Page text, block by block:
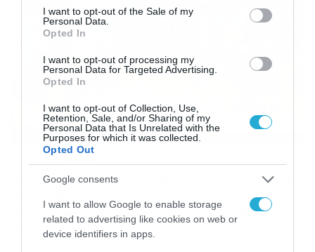
consent section.
I want to opt-out of the Sale of my
Personal Data.
Opted In
I want to opt-out of processing my
Personal Data for Targeted Advertising.
Opted In
I want to opt-out of Collection, Use,
Retention, Sale, and/or Sharing of my
Personal Data that Is Unrelated with the
Purposes for which it was collected.
Opted Out
Google consents
I want to allow Google to enable storage
related to advertising like cookies on web or
device identifiers in apps.
Πρεμιέρα στην Ολλανδία, την Πορτογαλία
και τη Β’ Γερμανίας με πολλές
στοιχηματικές επιλογές από το ΠΑΜΕ
ΣΤΟΙΧΗΜΑ